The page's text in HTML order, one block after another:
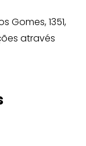
Gomes, 1351,
através